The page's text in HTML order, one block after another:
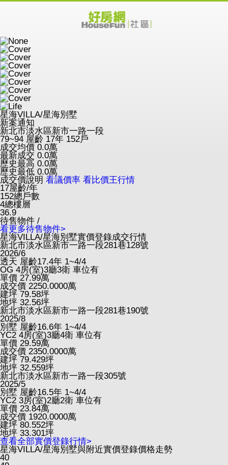
星海VILLA/星海別墅
新案通知
新北市淡水區新市一路一段
79~94 屋齡 17年 152戶
成交均價 0.0萬
最新成交 0.0萬
歷史最高 0.0萬
歷史最低 0.0萬
成交價說明 看議價率 看比價王行情
17屋齡/年
152總戶數
4總樓層
36.9
待售物件 /
看更多待售物件>
星海VILLA/星海別墅實價登錄成交行情
新北市淡水區新市一路一段281巷128號
2026/6
透天 屋齡17.4年 1~4/4
OG 4房(室)3廳3衛 車位有
單價 27.99萬
成交價 2250.0000萬
建坪 79.58坪
地坪 32.56坪
新北市淡水區新市一路一段281巷190號
2025/8
別墅 屋齡16.6年 1~4/4
YC2 4房(室)3廳4衛 車位有
單價 29.59萬
成交價 2350.0000萬
建坪 79.429坪
地坪 32.559坪
新北市淡水區新市一路一段305號
2025/5
別墅 屋齡16.5年 1~4/4
YC2 3房(室)2廳2衛 車位有
單價 23.84萬
成交價 1920.0000萬
建坪 80.552坪
地坪 33.301坪
查看全部實價登錄行情>
星海VILLA/星海別墅與附近實價登錄價格走勢
40